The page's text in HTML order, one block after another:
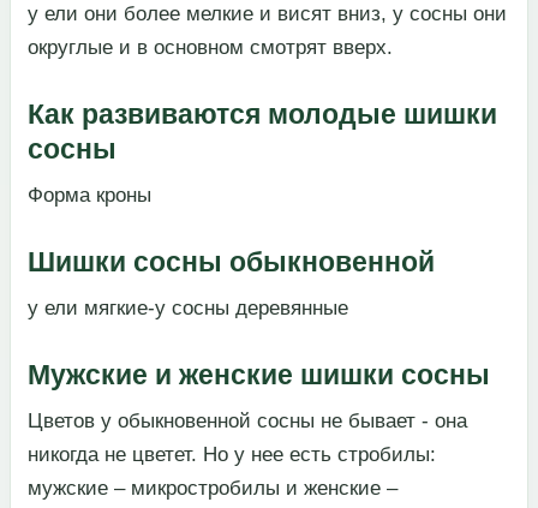
у ели они более мелкие и висят вниз, у сосны они
округлые и в основном смотрят вверх.​
Как развиваются молодые шишки
сосны
​Форма кроны​
Шишки сосны обыкновенной
​у ели мягкие-у сосны деревянные​
Мужские и женские шишки сосны
​Цветов у обыкновенной сосны не бывает - она
никогда не цветет. Но у нее есть стробилы:
мужские – микростробилы и женские –